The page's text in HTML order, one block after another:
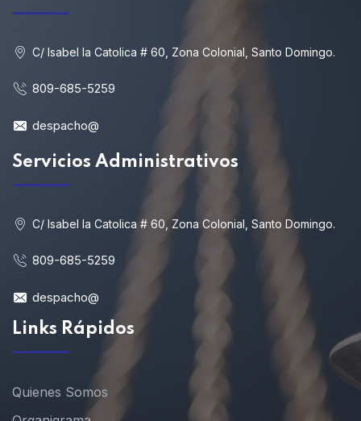
C/ Isabel la Catolica # 60, Zona Colonial, Santo Domingo.
809-685-5259
despacho@
Servicios Administrativos
C/ Isabel la Catolica # 60, Zona Colonial, Santo Domingo.
809-685-5259
despacho@
Links Rápidos
Quienes Somos